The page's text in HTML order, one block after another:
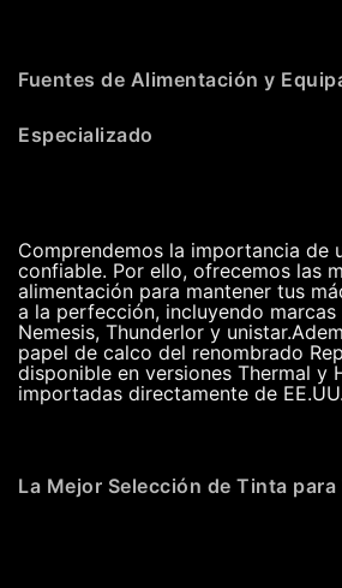
Fuentes de Alimentación y
Especializado
Comprendemos la importancia de
confiable. Por ello, ofrecemos las
alimentación para mantener tus
a la perfección, incluyendo
Nemesis, Thunderlor y
papel de calco del renombrado
disponible en versiones Thermal y
importadas directamente de EE.UU.
La Mejor Selección de Tinta para